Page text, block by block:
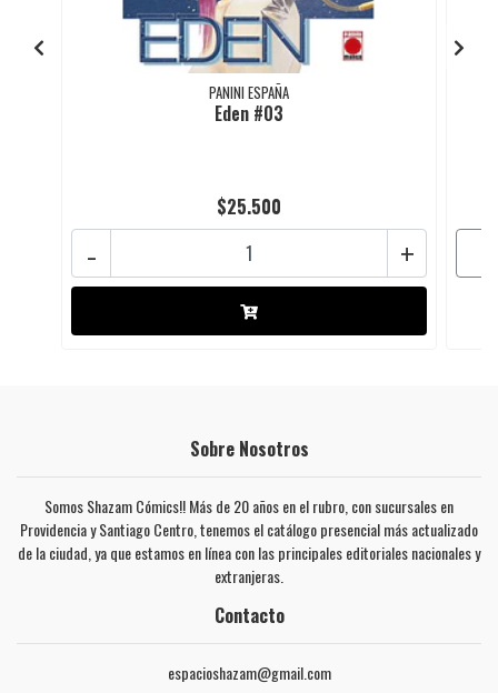
PANINI ESPAÑA
Eden #03
$25.500
+
-
Sobre Nosotros
Somos Shazam Cómics!! Más de 20 años en el rubro, con sucursales en
Providencia y Santiago Centro, tenemos el catálogo presencial más actualizado
de la ciudad, ya que estamos en línea con las principales editoriales nacionales y
extranjeras.
Contacto
espacioshazam@gmail.com